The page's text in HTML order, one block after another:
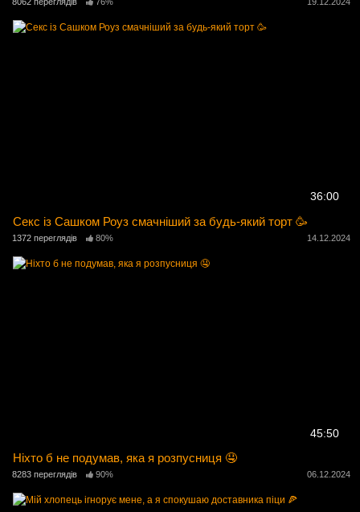
36:00
Секс із Сашком Роуз смачніший за будь-який торт 🥳
1372 переглядів 80% 14.12.2024
45:50
Ніхто б не подумав, яка я розпусниця 🤤
8283 переглядів 90% 06.12.2024